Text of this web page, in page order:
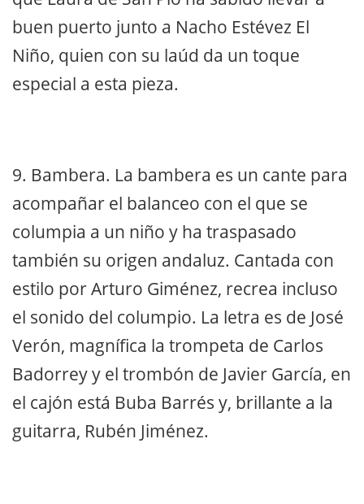
buen puerto junto a Nacho Estévez El
Niño, quien con su laúd da un toque
especial a esta pieza.
9. Bambera. La bambera es un cante para
acompañar el balanceo con el que se
columpia a un niño y ha traspasado
también su origen andaluz. Cantada con
estilo por Arturo Giménez, recrea incluso
el sonido del columpio. La letra es de José
Verón, magnífica la trompeta de Carlos
Badorrey y el trombón de Javier García, en
el cajón está Buba Barrés y, brillante a la
guitarra, Rubén Jiménez.